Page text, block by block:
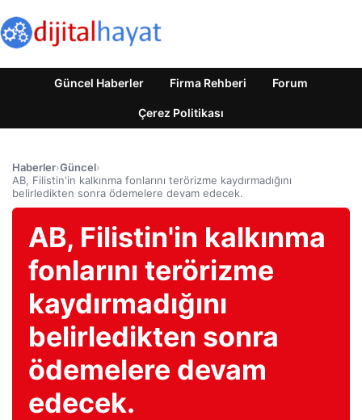
Güncel Haberler Firma Rehberi Forum
Çerez Politikası
Haberler›Güncel›
AB, Filistin'in kalkınma fonlarını terörizme kaydırmadığını
belirledikten sonra ödemelere devam edecek.
AB, Filistin'in kalkınma
fonlarını terörizme
kaydırmadığını
belirledikten sonra
ödemelere devam
edecek.